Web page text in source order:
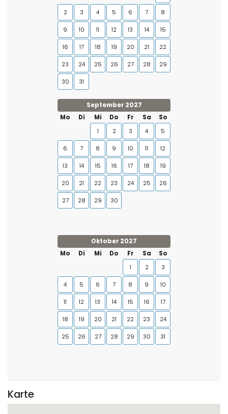
2 3 4 5 6 7 8
9 10 11 12 13 14 15
16 17 18 19 20 21 22
23 24 25 26 27 28 29
30 31
September 2027
Mo
Di Mi Do Fr Sa
So
1
2 3 4 5
6 7 8 9 10 11 12
13 14 15 16 17 18 19
20 21 22 23 24 25 26
27 28 29 30
Oktober 2027
Mo
Di Mi Do Fr Sa
So
1
2 3
4 5 6 7 8 9 10
11 12 13 14 15 16 17
18 19 20 21 22 23 24
25 26 27 28 29 30 31
Karte